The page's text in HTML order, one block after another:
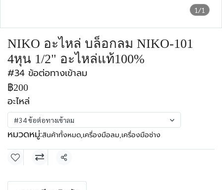
1/1
NIKO อะไหล่ บล็อกลม NIKO-101
4หุน 1/2" อะไหล่แท้100%
#34 ข้อต่อทางเข้าลม
฿200
อะไหล่
#34 ข้อต่อทางเข้าลม
หมวดหมู่:สินค้าทั้งหมด,เครื่องมือลม,เครื่องมือช่าง
แชร์